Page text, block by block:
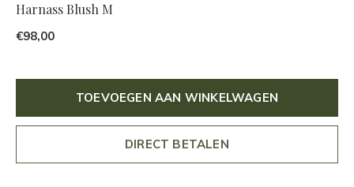
Harnass Blush M
€98,00
TOEVOEGEN AAN WINKELWAGEN
DIRECT BETALEN